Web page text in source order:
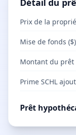
Détail du
Prix de la
Mise de fonds ($)
Montant du prêt
Prime SCHL
Prêt